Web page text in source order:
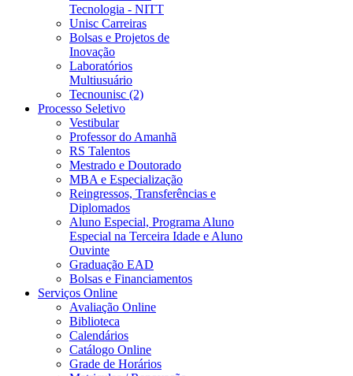
Tecnologia - NITT
Unisc Carreiras
Bolsas e Projetos de
Inovação
Laboratórios
Multiusuário
Tecnounisc (2)
Processo Seletivo
Vestibular
Professor do Amanhã
RS Talentos
Mestrado e Doutorado
MBA e Especialização
Reingressos, Transferências e
Diplomados
Aluno Especial, Programa Aluno
Especial na Terceira Idade e Aluno
Ouvinte
Graduação EAD
Bolsas e Financiamentos
Serviços Online
Avaliação Online
Biblioteca
Calendários
Catálogo Online
Grade de Horários